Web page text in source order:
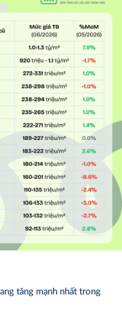
tăng mạnh nhất trong